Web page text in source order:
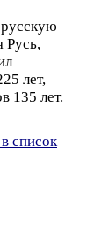
Русь,
лет,
135 лет.
список